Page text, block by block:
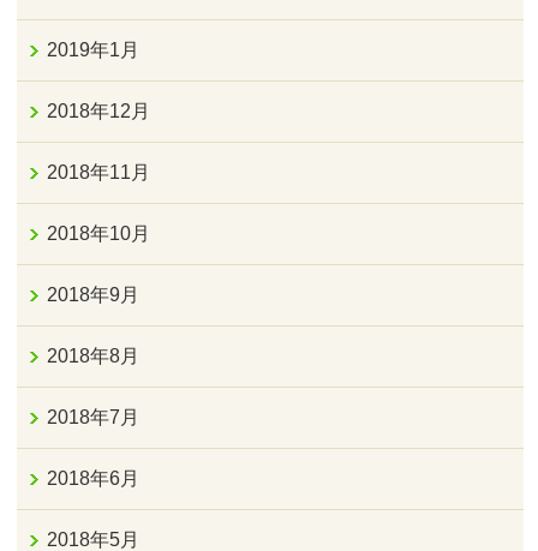
2019年1月
2018年12月
2018年11月
2018年10月
2018年9月
2018年8月
2018年7月
2018年6月
2018年5月